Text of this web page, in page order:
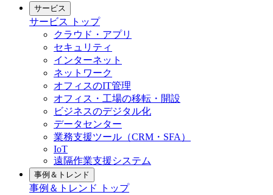
サービス
サービス トップ
クラウド・アプリ
セキュリティ
インターネット
ネットワーク
オフィスのIT管理
オフィス・工場の移転・開設
ビジネスのデジタル化
データセンター
業務支援ツール（CRM・SFA）
IoT
遠隔作業支援システム
事例＆トレンド
事例＆トレンド トップ